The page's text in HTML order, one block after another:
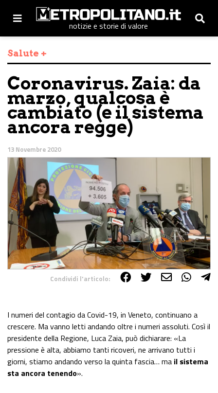
notizie e storie di valore
Salute +
Coronavirus. Zaia: da
marzo, qualcosa è
cambiato (e il sistema
ancora regge)
13 Novembre 2020
Condividi l'articolo:
I numeri del contagio da Covid-19, in Veneto, continuano a
crescere. Ma vanno letti andando oltre i numeri assoluti. Così il
presidente della Regione, Luca Zaia, può dichiarare: «La
pressione è alta, abbiamo tanti ricoveri, ne arrivano tutti i
giorni, stiamo andando verso la quinta fascia… ma il sistema
sta ancora tenendo».